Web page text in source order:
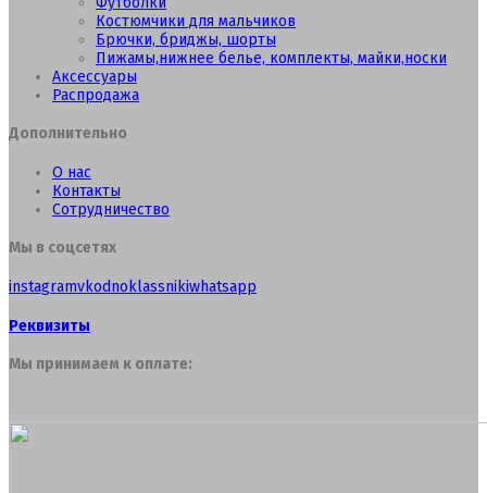
Костюмчики для мальчиков
Брючки, бриджы, шорты
Пижамы,нижнее белье, комплекты, майки,носки
Аксессуары
Распродажа
Дополнительно
О нас
Контакты
Сотрудничество
Мы в соцсетях
instagramvkodnoklassnikiwhatsapp
Реквизиты
Мы принимаем к оплате: